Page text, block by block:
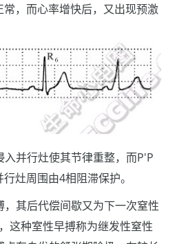
，而心率增快后，又出现预激
并行灶使其节律重整，而P'P
灶周围由4相阻滞保护。
其后代偿间歇又为下一次窒性
这种室性早搏称为继发性窒性